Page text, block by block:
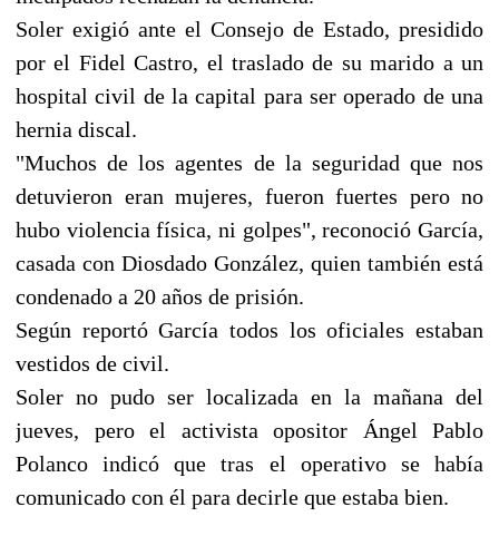
Soler exigió ante el Consejo de Estado, presidido
por el Fidel Castro, el traslado de su marido a un
hospital civil de la capital para ser operado de una
hernia discal.
"Muchos de los agentes de la seguridad que nos
detuvieron eran mujeres, fueron fuertes pero no
hubo violencia física, ni golpes", reconoció García,
casada con Diosdado González, quien también está
condenado a 20 años de prisión.
Según reportó García todos los oficiales estaban
vestidos de civil.
Soler no pudo ser localizada en la mañana del
jueves, pero el activista opositor Ángel Pablo
Polanco indicó que tras el operativo se había
comunicado con él para decirle que estaba bien.